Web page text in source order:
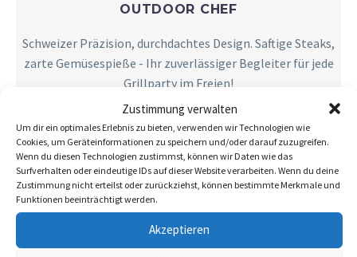
Zustimmung verwalten
Um dir ein optimales Erlebnis zu bieten, verwenden wir Technologien wie
Cookies, um Geräteinformationen zu speichern und/oder darauf zuzugreifen.
Wenn du diesen Technologien zustimmst, können wir Daten wie das
Surfverhalten oder eindeutige IDs auf dieser Website verarbeiten. Wenn du deine
Zustimmung nicht erteilst oder zurückziehst, können bestimmte Merkmale und
Funktionen beeinträchtigt werden.
Akzeptieren
OUTDOOR CHEF
Schweizer Präzision, durchdachtes Design. Saftige Steaks,
zarte Gemüsespieße - Ihr zuverlässiger Begleiter für jede
Grillparty im Freien!